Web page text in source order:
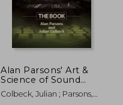
Alan Parsons' Art &
Science of Sound
Recording: The Book
(en Inglés)
Colbeck, Julian ; Parsons,